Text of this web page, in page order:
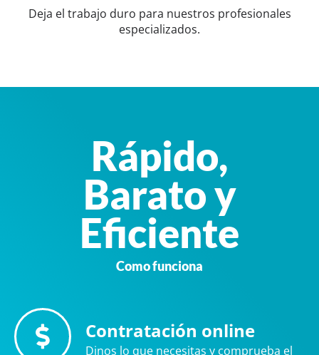
Deja el trabajo duro para nuestros profesionales
especializados.
Rápido,
Barato y
Eficiente
Como funciona
Contratación online
Dinos lo que necesitas y comprueba el